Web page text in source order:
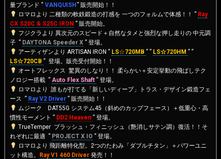
量ブランド “ VANQUISH” 販売開始！！
ロマロより 二種類の軟鉄鍛造の打感を 一つのフォルムで体感！！ ” Ray
CX S20C & S25C IRON ” 販売開始。
フジクラより 異次元のスピード＋自然なタメと強烈な押し走りの 中元調
子 ” DAYTONA Speeder X ” 登場。
アーティザンより ARTISAN IRON ” LS☆720MB ” ” LS☆720HM ” ”
LS☆720CB ” 登場。販売受付開始！！
オートフレックス 驚異のしなり！！ 柔らかい＋安定挙動の飛ばしテク
ノロジー搭載 ” Auto Flex Shaft ” 登場。
ロマロより 誰もが打てる「新しいディープ」トラス・デザイン鍛造フェ
ース ” Ray V2 Driver ” 販売開始！！
ムジーク DAT55G システム45（斜めのカップフェース）＋低重心・高
慣性モーメント ” DD2 Heaven ” 登場。
TrueTemper ブラッシュ・フィニッシュ（艶消しサテン調）復活！！そ
れぞれに最適 ” PROJECT X IO ” 登場。
ロマロより 飛距離特化型。2つのたわみ「ダブルチタン」＋パワーユニ
ット構造。 Ray V1 460 Driver 発売！！